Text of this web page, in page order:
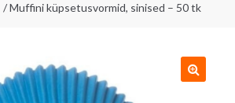
/ Muffini küpsetusvormid, sinised – 50 tk